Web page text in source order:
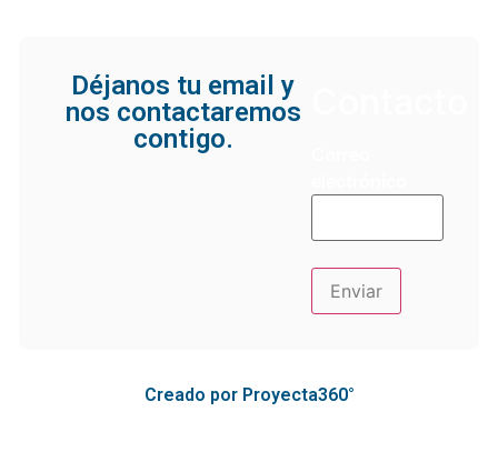
Déjanos tu email y
nos contactaremos
contigo.
Creado por Proyecta360°